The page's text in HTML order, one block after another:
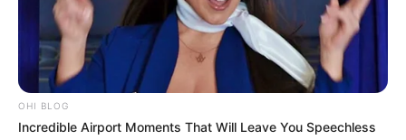
OHI BLOG
Incredible Airport Moments That Will Leave You Speechless